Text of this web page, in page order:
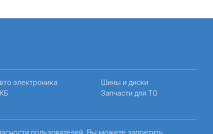
электроника
Шины и диски
Запчасти для ТО